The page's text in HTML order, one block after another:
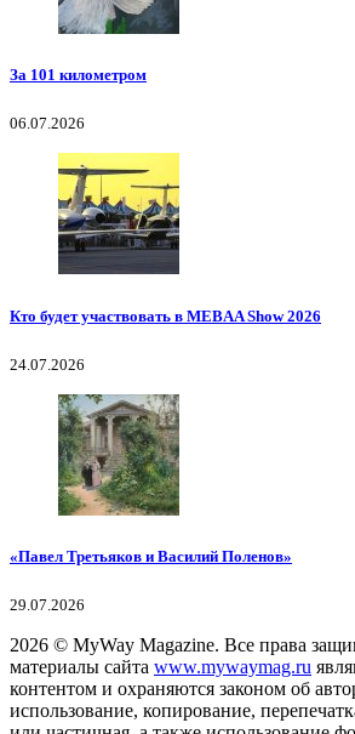
За 101 километром
06.07.2026
Кто будет участвовать в MEBAA Show 2026
24.07.2026
«Павел Третьяков и Василий Поленов»
29.07.2026
2026 © MyWay Magazine. Все права
материалы сайта www.mywaymag.ru
контентом и охраняются законом об
использование, копирование,